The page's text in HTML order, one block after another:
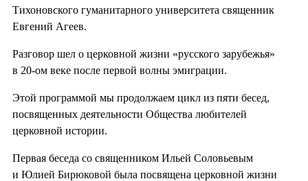
Тихоновского гуманитарного университета священник
Евгений Агеев.
Разговор шел о церковной жизни «русского зарубежья»
в 20-ом веке после первой волны эмиграции.
Этой программой мы продолжаем цикл из пяти бесед,
посвященных деятельности Общества любителей
церковной истории.
Первая беседа со священником Ильей Соловьевым
и Юлией Бирюковой была посвящена церковной жизни